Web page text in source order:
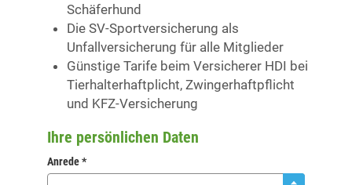
Schäferhund
Die SV-Sportversicherung als
Unfallversicherung für alle Mitglieder
Günstige Tarife beim Versicherer HDI bei
Tierhalterhaftplicht, Zwingerhaftpflicht
und KFZ-Versicherung
Ihre persönlichen Daten
Anrede *